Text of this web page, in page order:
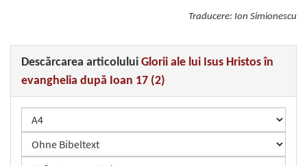
Traducere: Ion Simionescu
Descărcarea articolului Glorii ale lui Isus Hristos în
evanghelia după Ioan 17 (2)